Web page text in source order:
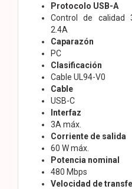
Protocolo USB-A
Control de calidad
2.4A
Caparazón
PC
Clasificación
Cable UL94-V0
Cable
USB-C
Interfaz
3A máx.
Corriente de salida
60 W máx.
Potencia nominal
480 Mbps
Velocidad de